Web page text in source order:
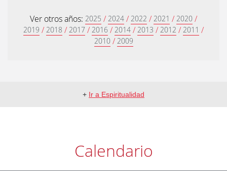
Ver otros años: 2025 / 2024 / 2022 / 2021 / 2020 /
2019 / 2018 / 2017 / 2016 / 2014 / 2013 / 2012 / 2011 /
2010 / 2009
+ Ir a Espiritualidad
Calendario